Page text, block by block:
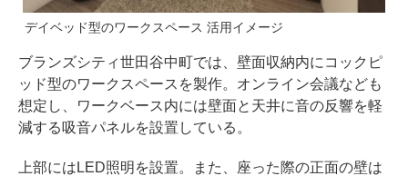
デイベッド型のワークスペース 活用イメージ
ブランズシティ世田谷中町では、壁面収納内にコックピ
ッド型のワークスペースを製作。オンライン会議なども
想定し、ワークベース内には壁面と天井に音の反響を軽
減する吸音パネルを設置している。
上部にはLED照明を設置。また、座った際の正面の壁は